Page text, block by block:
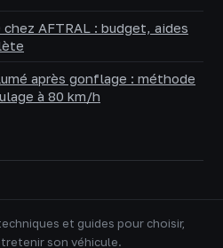
AFTRAL : budget, aides
après gonflage : méthode
à 80 km/h
et guides pour choisir,
son véhicule.